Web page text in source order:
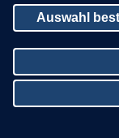
Impressum
Datenschutz
Sitemap
Auswahl